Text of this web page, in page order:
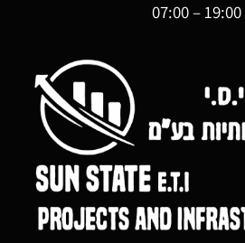
19:00 – 07:00